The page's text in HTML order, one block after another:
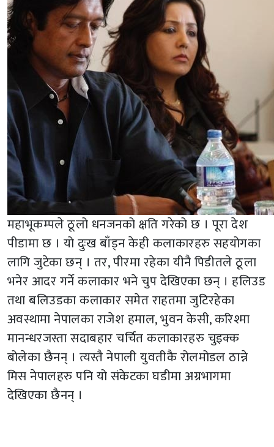
महाभूकम्पले ठूलो धनजनको क्षति गरेको छ । पूरा देश
पीडामा छ । यो दुःख बाँड्न केही कलाकारहरु सहयोगका
लागि जुटेका छन् । तर, पीरमा रहेका यीनै पिडीतले ठूला
भनेर आदर गर्ने कलाकार भने चुप देखिएका छन् । हलिउड
तथा बलिउडका कलाकार समेत राहतमा जुटिरहेका
अवस्थामा नेपालका राजेश हमाल, भुवन केसी, करिश्मा
मानन्धरजस्ता सदाबहार चर्चित कलाकारहरु चुइक्क
बोलेका छैनन् । त्यस्तै नेपाली युवतीकै रोलमोडल ठान्ने
मिस नेपालहरु पनि यो संकेटका घडीमा अग्रभागमा
देखिएका छैनन् ।